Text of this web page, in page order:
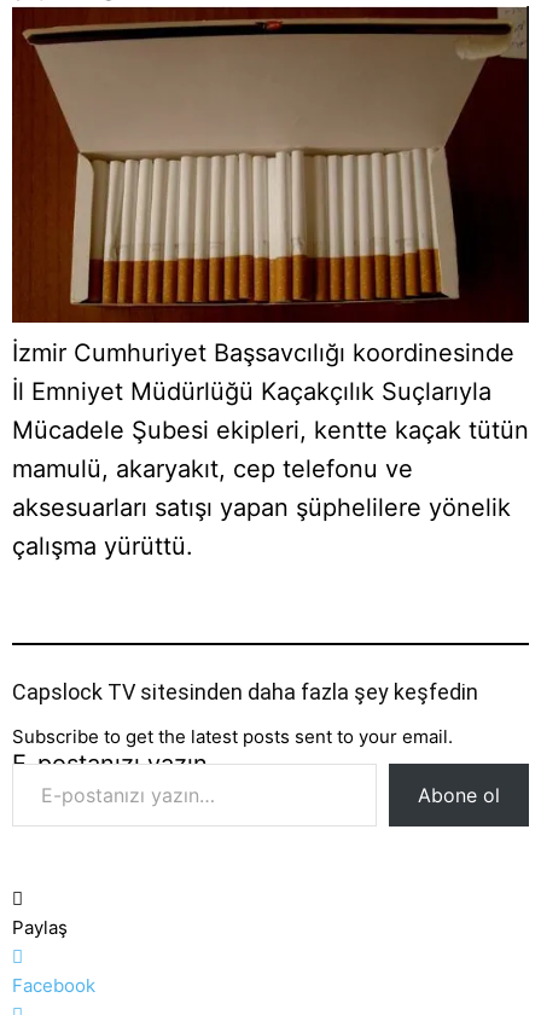
İzmir Cumhuriyet Başsavcılığı koordinesinde
İl Emniyet Müdürlüğü Kaçakçılık Suçlarıyla
Mücadele Şubesi ekipleri, kentte kaçak tütün
mamulü, akaryakıt, cep telefonu ve
aksesuarları satışı yapan şüphelilere yönelik
çalışma yürüttü.
Capslock TV sitesinden daha fazla şey keşfedin
Subscribe to get the latest posts sent to your email.
E-postanızı yazın…
Abone ol
Paylaş
Facebook